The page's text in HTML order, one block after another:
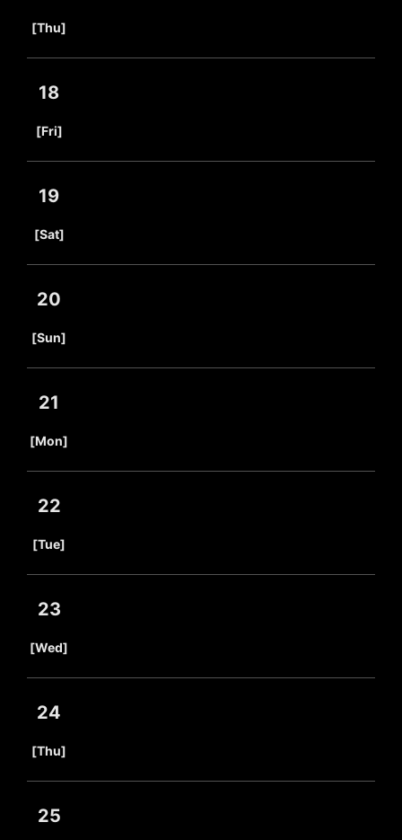
[Thu]
18
[Fri]
19
[Sat]
20
[Sun]
21
[Mon]
22
[Tue]
23
[Wed]
24
[Thu]
25